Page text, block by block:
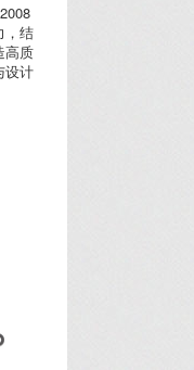
，结
高质
设计